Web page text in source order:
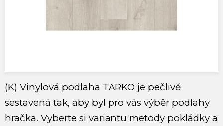
(K) Vinylová podlaha TARKO je pečlivě
sestavená tak, aby byl pro vás výběr podlahy
hračka. Vyberte si variantu metody pokládky a